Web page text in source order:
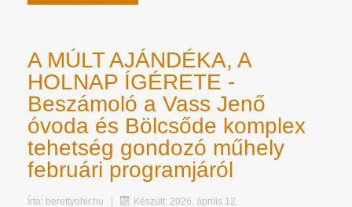
A MÚLT AJÁNDÉKA, A
HOLNAP ÍGÉRETE -
Beszámoló a Vass Jenő
óvoda és Bölcsőde komplex
tehetség gondozó műhely
februári programjáról
Írta: berettyohir.hu Készült: 2026. április 12.